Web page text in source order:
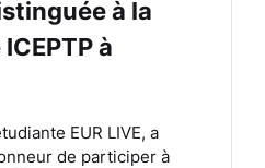
à la
à
EUR LIVE, a
de participer à